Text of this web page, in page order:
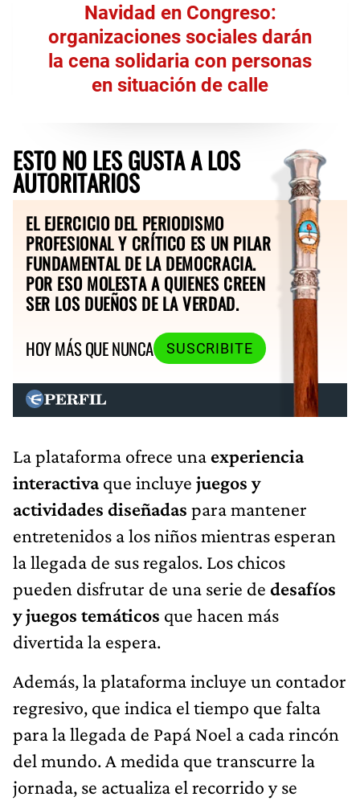
Navidad en Congreso:
organizaciones sociales darán
la cena solidaria con personas
en situación de calle
ESTO NO LES GUSTA A LOS
AUTORITARIOS
EL EJERCICIO DEL PERIODISMO
PROFESIONAL Y CRÍTICO ES UN PILAR
FUNDAMENTAL DE LA DEMOCRACIA.
POR ESO MOLESTA A QUIENES CREEN
SER LOS DUEÑOS DE LA VERDAD.
HOY MÁS QUE NUNCA
SUSCRIBITE
La plataforma ofrece una experiencia
interactivaque incluye juegos y
actividades diseñadas para mantener
entretenidos a los niños mientras esperan
la llegada de sus regalos. Los chicos
pueden disfrutar de una serie de desafíos
y juegos temáticos que hacen más
divertida la espera.
Además, la plataforma incluye un contador
regresivo, que indica el tiempo que falta
para la llegada de Papá Noel a cada rincón
del mundo. A medida que transcurre la
jornada, se actualiza el recorrido y se